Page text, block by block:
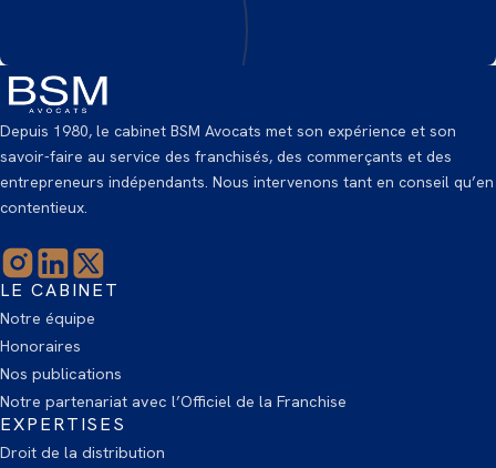
Depuis 1980, le cabinet BSM Avocats met son expérience et son
savoir-faire au service des franchisés, des commerçants et des
entrepreneurs indépendants. Nous intervenons tant en conseil qu’en
contentieux.
LE CABINET
Notre équipe
Honoraires
Nos publications
Notre partenariat avec l’Officiel de la Franchise
EXPERTISES
Droit de la distribution